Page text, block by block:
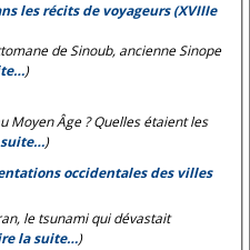
les récits de voyageurs (XVIIIe
de Sinoub, ancienne Sinope
)
Moyen Âge ? Quelles étaient les
)
occidentales des villes
le tsunami qui dévastait
la suite…)